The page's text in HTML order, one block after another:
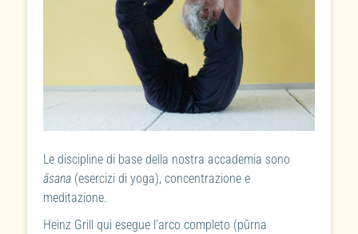
Le discipline di base della nostra accademia sono
āsana (esercizi di yoga), concentrazione e
meditazione.
Heinz Grill qui esegue l’arco completo (pūrna